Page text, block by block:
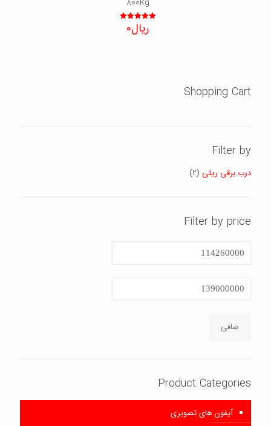
800Kg
نمره
5.00
ریال0
Shopping Cart
Filter by
درب برقی ریلی (2)
Filter by price
قیمت
قيمت
صافی
Product Categories
آیفون های تصویری